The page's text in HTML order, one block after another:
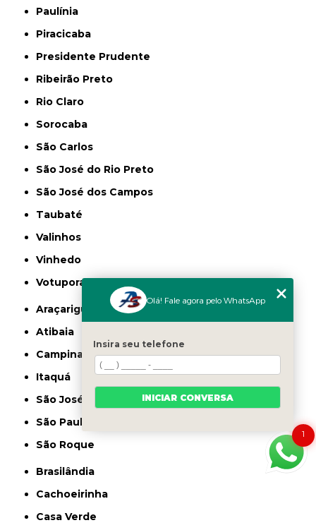
Paulínia
Piracicaba
Presidente Prudente
Ribeirão Preto
Rio Claro
Sorocaba
São Carlos
São José do Rio Preto
São José dos Campos
Taubaté
Valinhos
Vinhedo
Votuporanga
Araçariguama
Atibaia
Campinas
Itaquá
São José dos Campos
São Paulo
São Roque
Brasilândia
Cachoeirinha
Casa Verde
1
Olá! Fale agora pelo WhatsApp
Insira seu telefone
INICIAR CONVERSA